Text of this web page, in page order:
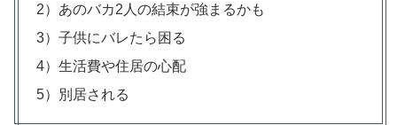
2）あのバカ2人の結束が強まるかも
3）子供にバレたら困る
4）生活費や住居の心配
5）別居される